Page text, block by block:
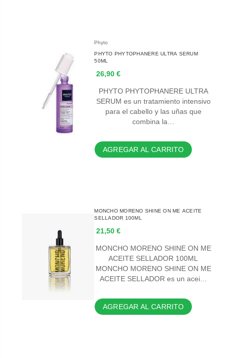
Phyto
PHYTO PHYTOPHANERE ULTRA SERUM
50ML
26,90 €
PHYTO PHYTOPHANERE ULTRA
SERUM es un tratamiento intensivo
para el cabello y las uñas que
combina la…
AGREGAR AL CARRITO
MONCHO MORENO SHINE ON ME ACEITE
SELLADOR 100ML
21,50 €
MONCHO MORENO SHINE ON ME
ACEITE SELLADOR 100ML
MONCHO MORENO SHINE ON ME
ACEITE SELLADOR es un acei…
AGREGAR AL CARRITO